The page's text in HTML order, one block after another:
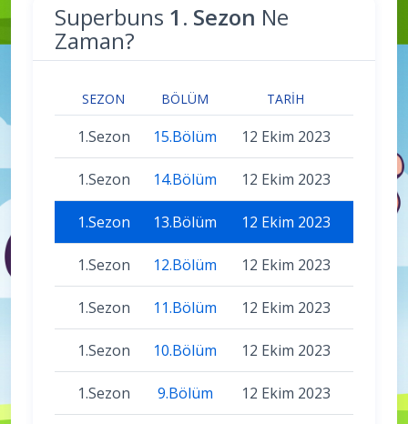
Superbuns 1. Sezon Ne
Zaman?
SEZON BÖLÜM TARIH
1.Sezon 15.Bölüm 12 Ekim 2023
1.Sezon 14.Bölüm 12 Ekim 2023
1.Sezon 13.Bölüm 12 Ekim 2023
1.Sezon 12.Bölüm 12 Ekim 2023
1.Sezon 11.Bölüm 12 Ekim 2023
1.Sezon 10.Bölüm 12 Ekim 2023
1.Sezon 9.Bölüm 12 Ekim 2023